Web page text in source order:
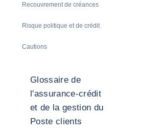
Recouvrement de créances
Risque politique et de crédit
Cautions
Glossaire de
l'assurance-crédit
et de la gestion du
Poste clients